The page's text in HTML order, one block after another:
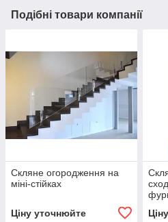
Подібні товари компанії
Скляне огородження на
міні-стійках
Ціну уточнюйте